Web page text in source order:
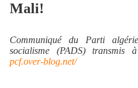
Mali!
Communiqué du Parti
socialisme (PADS) transmis à
pcf.over-blog.net/